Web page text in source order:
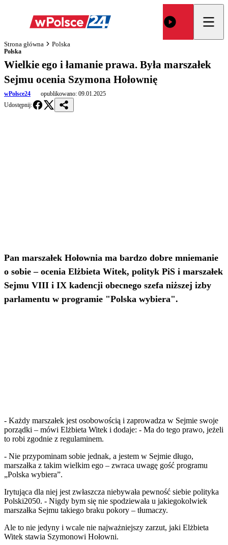
Strona główna Polska
Polska
Wielkie ego i łamanie prawa. Była marszałek
Sejmu ocenia Szymona Hołownię
wPolsce24 opublikowano: 09.01.2025
Udostępnij:
Pan marszałek Hołownia ma bardzo dobre mniemanie
o sobie – ocenia Elżbieta Witek, polityk PiS i marszałek
Sejmu VIII i IX kadencji obecnego szefa niższej izby
parlamentu w programie "Polska wybiera".
- Każdy marszałek jest osobowością i zaprowadza w Sejmie swoje
porządki – mówi Elżbieta Witek i dodaje: - Ma do tego prawo, jeżeli
to robi zgodnie z regulaminem.
- Nie przypominam sobie jednak, a jestem w Sejmie długo,
marszałka z takim wielkim ego – zwraca uwagę gość programu
„Polska wybiera”.
Irytująca dla niej jest zwłaszcza niebywała pewność siebie polityka
Polski2050. - Nigdy bym się nie spodziewała u jakiegokolwiek
marszałka Sejmu takiego braku pokory – tłumaczy.
Ale to nie jedyny i wcale nie najważniejszy zarzut, jaki Elżbieta
Witek stawia Szymonowi Hołowni.